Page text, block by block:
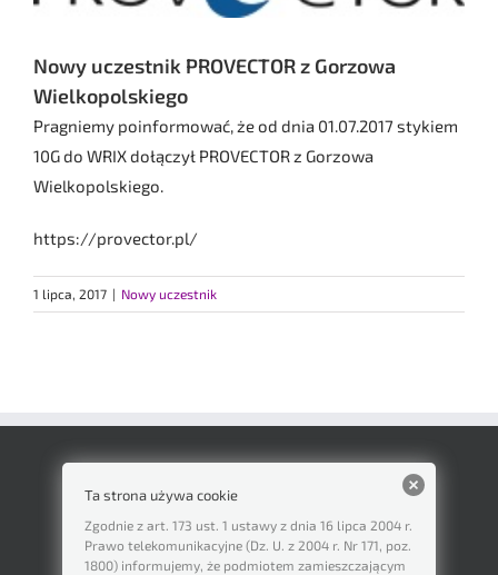
obrazek
Nowy uczestnik PROVECTOR z Gorzowa
Wielkopolskiego
Pragniemy poinformować, że od dnia 01.07.2017 stykiem
10G do WRIX dołączył PROVECTOR z Gorzowa
Wielkopolskiego.
https://provector.pl/
1 lipca, 2017 | Nowy uczestnik
Ta strona używa cookie
Zgodnie z art. 173 ust. 1 ustawy z dnia 16 lipca 2004 r.
Prawo telekomunikacyjne (Dz. U. z 2004 r. Nr 171, poz.
1800) informujemy, że podmiotem zamieszczającym